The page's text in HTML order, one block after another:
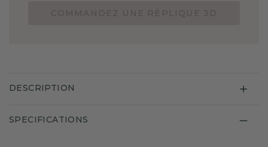
DESCRIPTION
SPECIFICATIONS